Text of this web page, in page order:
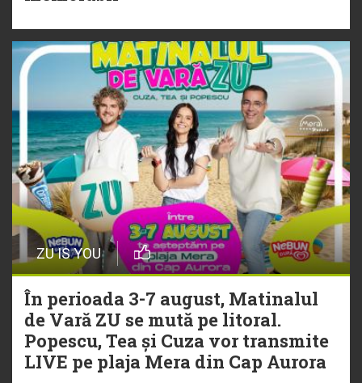
ZU IS YOU
În perioada 3-7 august, Matinalul
de Vară ZU se mută pe litoral.
Popescu, Tea și Cuza vor transmite
LIVE pe plaja Mera din Cap Aurora